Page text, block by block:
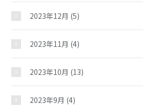
スケジュール
ギャラリー
2023年12月 (5)
2023年11月 (4)
2023年10月 (13)
2023年9月 (4)